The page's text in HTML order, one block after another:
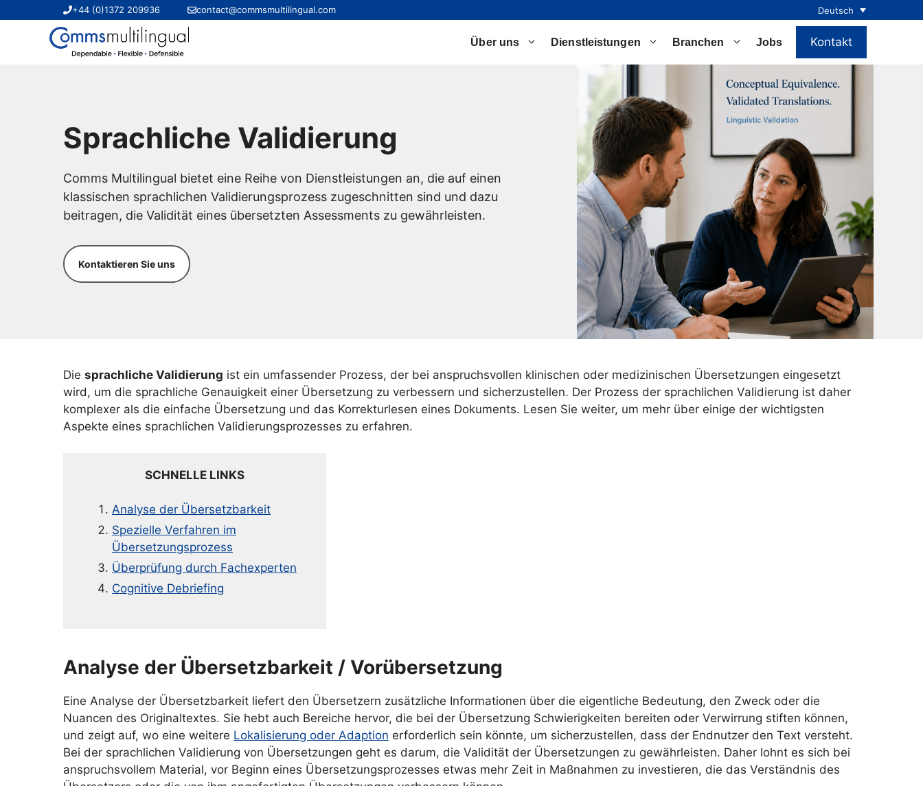
+44 (0)1372 209936 contact@commsmultilingual.com Deutsch
Über uns Dienstleistungen Branchen Jobs Kontakt
Sprachliche Validierung
Comms Multilingual bietet eine Reihe von Dienstleistungen an, die auf einen
klassischen sprachlichen Validierungsprozess zugeschnitten sind und dazu
beitragen, die Validität eines übersetzten Assessments zu gewährleisten.
Kontaktieren Sie uns
Die sprachliche Validierung ist ein umfassender Prozess, der bei anspruchsvollen klinischen oder medizinischen Übersetzungen eingesetzt
wird, um die sprachliche Genauigkeit einer Übersetzung zu verbessern und sicherzustellen. Der Prozess der sprachlichen Validierung ist daher
komplexer als die einfache Übersetzung und das Korrekturlesen eines Dokuments. Lesen Sie weiter, um mehr über einige der wichtigsten
Aspekte eines sprachlichen Validierungsprozesses zu erfahren.
SCHNELLE LINKS
Analyse der Übersetzbarkeit
Spezielle Verfahren im
Übersetzungsprozess
Überprüfung durch Fachexperten
Cognitive Debriefing
Analyse der Übersetzbarkeit / Vorübersetzung
Eine Analyse der Übersetzbarkeit liefert den Übersetzern zusätzliche Informationen über die eigentliche Bedeutung, den Zweck oder die
Nuancen des Originaltextes. Sie hebt auch Bereiche hervor, die bei der Übersetzung Schwierigkeiten bereiten oder Verwirrung stiften können,
und zeigt auf, wo eine weitere Lokalisierung oder Adaption erforderlich sein könnte, um sicherzustellen, dass der Endnutzer den Text versteht.
Bei der sprachlichen Validierung von Übersetzungen geht es darum, die Validität der Übersetzungen zu gewährleisten. Daher lohnt es sich bei
anspruchsvollem Material, vor Beginn eines Übersetzungsprozesses etwas mehr Zeit in Maßnahmen zu investieren, die das Verständnis des